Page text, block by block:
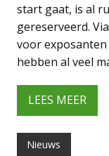
start gaat, is al
gereserveerd.
voor exposanten
hebben al veel
LEES MEER
Nieuws